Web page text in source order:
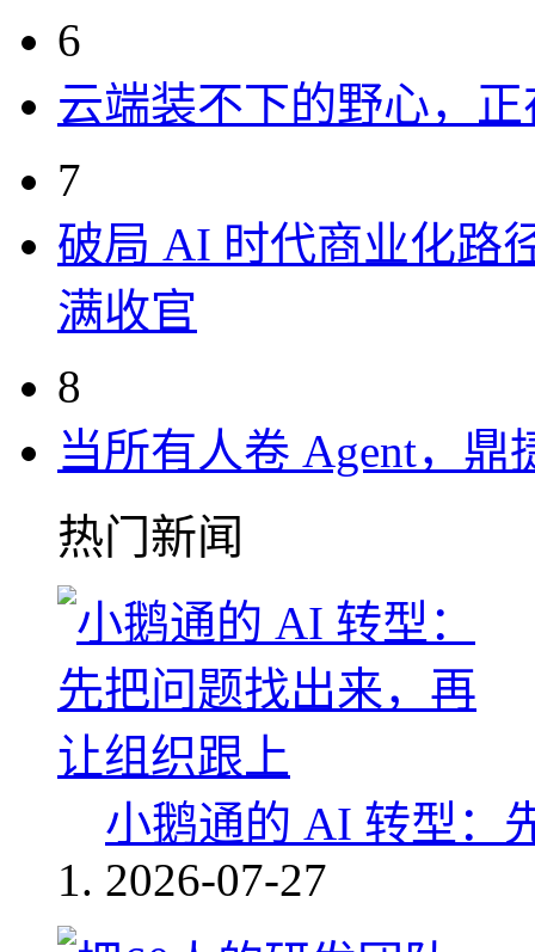
6
云端装不下的野心，
7
破局 AI 时代商业化路
满收官
8
当所有人卷 Agent，
热门新闻
小鹅通的 AI 转型：
2026-07-27